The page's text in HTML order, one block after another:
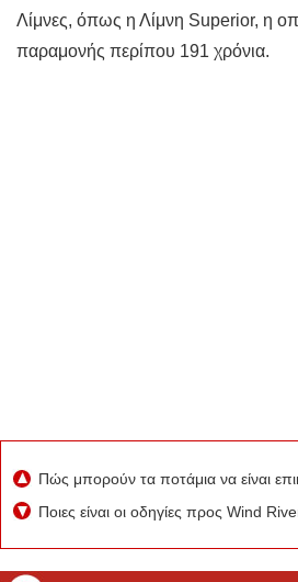
Λίμνες, όπως η Λίμνη Superior, η
παραμονής περίπου 191 χρόνια.
Πώς μπορούν τα ποτάμια να είναι
Ποιες είναι οι οδηγίες προς Wind